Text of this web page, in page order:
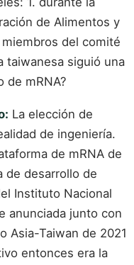
de Alimentos y
del comité
taiwanesa siguió una
de mRNA?
La elección de
de ingeniería.
de mRNA de
de desarrollo de
Instituto Nacional
anunciada junto con
Asia-Taiwan de 2021
entonces era la